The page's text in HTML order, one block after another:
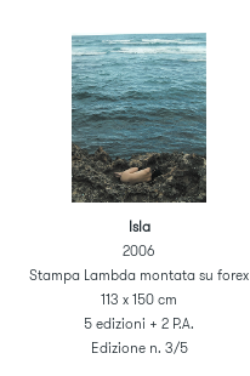
Isla
2006
Stampa Lambda montata su forex
113 x 150 cm
5 edizioni + 2 P.A.
Edizione n. 3/5